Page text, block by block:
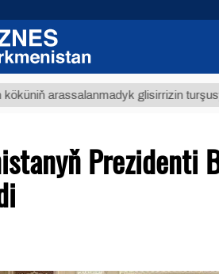
arassalanmadyk glisirrizin turşusy (t.)
Prezidenti